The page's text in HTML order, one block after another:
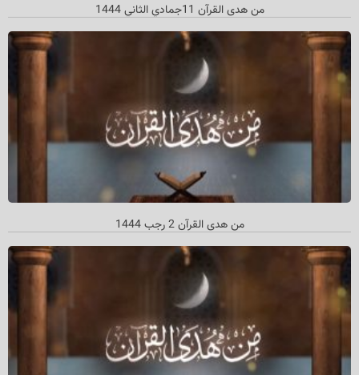
من هدى القرآن 11جمادي الثاني 1444
من هدی القرآن 2 رجب 1444